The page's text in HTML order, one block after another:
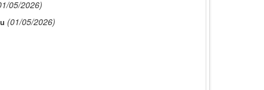
05/2026)
(01/05/2026)